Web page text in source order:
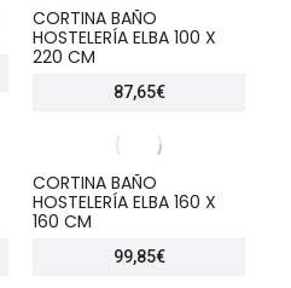
CORTINA BAÑO
HOSTELERÍA ELBA 100 X
220 CM
87,65€
CORTINA BAÑO
HOSTELERÍA ELBA 160 X
160 CM
99,85€